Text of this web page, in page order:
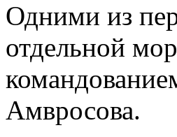
Одними из
отдельной
Амвросова.